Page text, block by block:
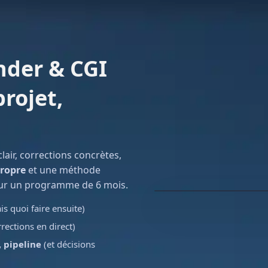
& CGI
corrections concrètes,
et une méthode
un programme de 6 mois.
quoi faire ensuite)
en direct)
pipeline (et décisions